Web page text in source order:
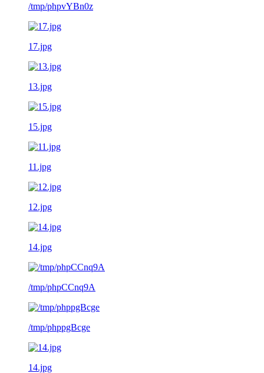
/tmp/phpvYBn0z
17.jpg
13.jpg
15.jpg
11.jpg
12.jpg
14.jpg
/tmp/phpCCnq9A
/tmp/phppgBcge
14.jpg